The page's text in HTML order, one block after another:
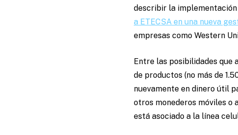
describir la
a ETECSA en una nueva
empresas como Western
Entre las posibilidades que
de productos (no más de
nuevamente en dinero útil
otros monederos móviles o
está asociado a la línea